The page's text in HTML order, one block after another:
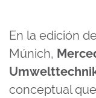
En la edición
Múnich,
conceptual